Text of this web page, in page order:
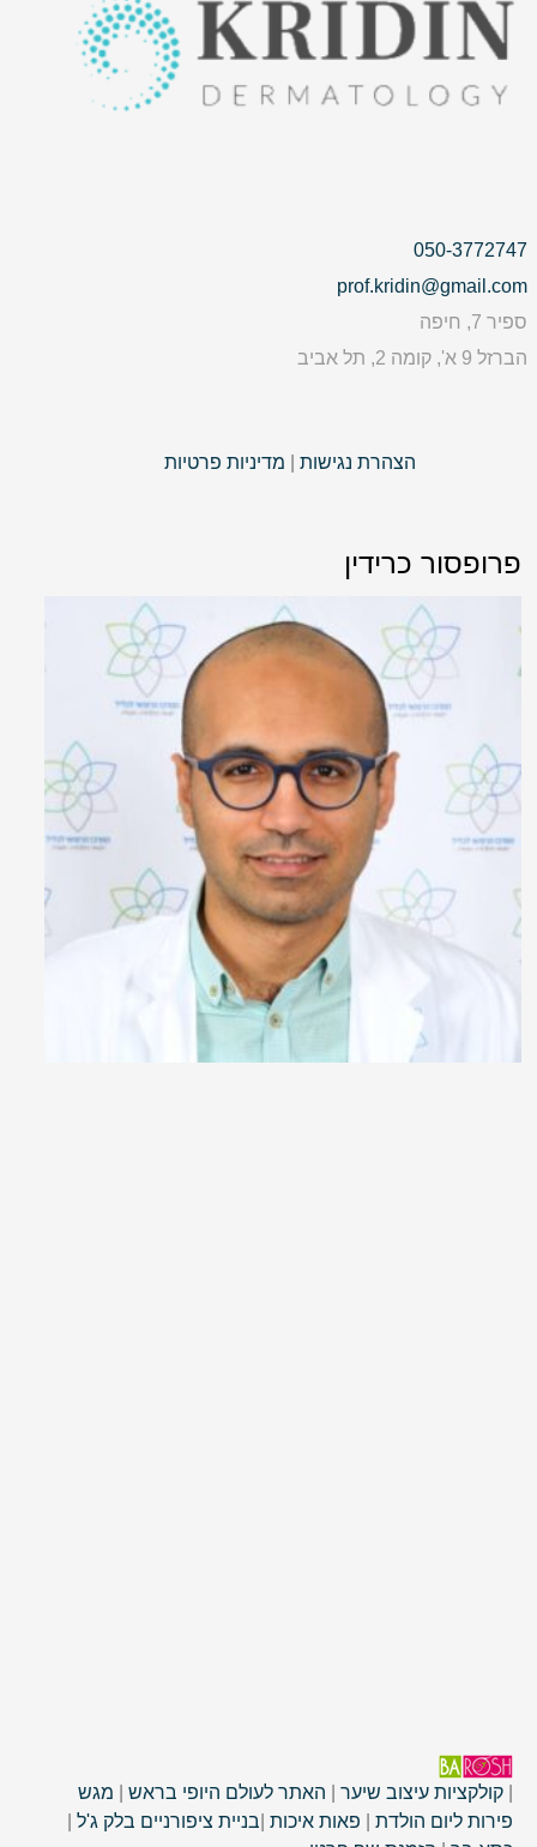
050-3772747
prof.kridin@gmail.com
ספיר 7, חיפה
הברזל 9 א', קומה 2, תל אביב
הצהרת נגישות מדיניות פרטיות
פרופסור כרידין
קולקציות עיצוב שיער האתר לעולם היופי בראש
מגש
פירות ליום הולדת
פאות איכות בניית ציפורניים בלק ג'ל